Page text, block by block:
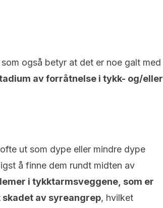
også betyr at det er noe galt med
av forråtnelse i tykk- og/eller
ut som dype eller mindre dype
å finne dem rundt midten av
i tykktarmsveggene, som er
av syreangrep, hvilket